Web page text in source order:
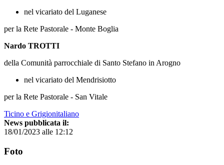
nel vicariato del Luganese
per la Rete Pastorale - Monte Boglia
Nardo TROTTI
della Comunità parrocchiale di Santo Stefano in Arogno
nel vicariato del Mendrisiotto
per la Rete Pastorale - San Vitale
Ticino e Grigionitaliano
News pubblicata il:
18/01/2023 alle 12:12
Foto